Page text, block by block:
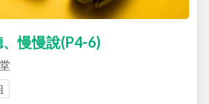
慢慢說(P4-6)